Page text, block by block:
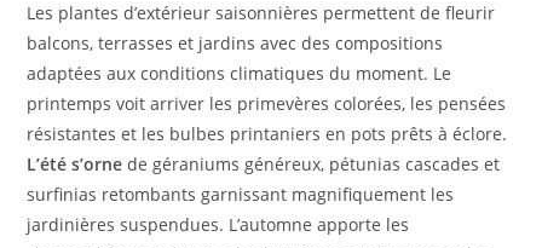
Les plantes d’extérieur saisonnières permettent de fleurir
balcons, terrasses et jardins avec des compositions
adaptées aux conditions climatiques du moment. Le
printemps voit arriver les primevères colorées, les pensées
résistantes et les bulbes printaniers en pots prêts à éclore.
L’été s’orne de géraniums généreux, pétunias cascades et
surfinias retombants garnissant magnifiquement les
jardinières suspendues. L’automne apporte les